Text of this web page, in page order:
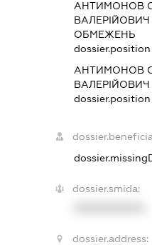
АНТИМОНОВ
ВАЛЕРІЙОВИЧ
ОБМЕЖЕНЬ
АНТИМОНОВ
ВАЛЕРІЙОВИЧ
dossier.smida:
dossier.address: